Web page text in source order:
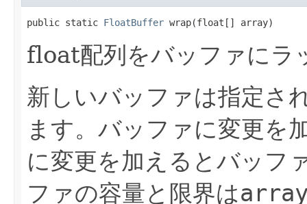
public static FloatBuffer wrap​(float[] array)
float配列をバッファにラ
新しいバッファは指定さ
ます。バッファに変更を
に変更を加えるとバッフ
ファの容量と限界は